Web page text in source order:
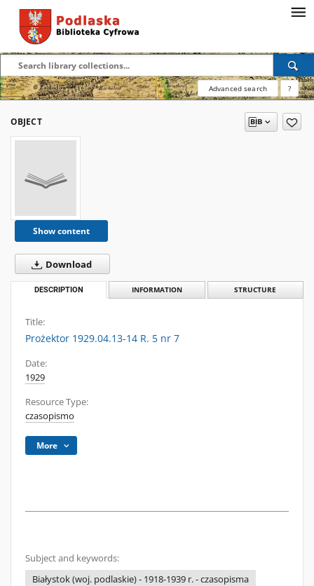
Advanced search ?
OBJECT
Show content
Download
DESCRIPTION INFORMATION STRUCTURE
Title:
Prożektor 1929.04.13-14 R. 5 nr 7
Date:
1929
Resource Type:
czasopismo
More
Subject and keywords:
Białystok (woj. podlaskie) - 1918-1939 r. - czasopisma